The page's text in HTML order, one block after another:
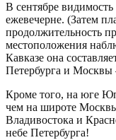
В сентябре
ежевечерне. (Затем
продолжительность
местоположения
Кавказе она
Петербурга и Москвы
Кроме того, на юге
чем на широте
Владивостока и
небе Петербурга!